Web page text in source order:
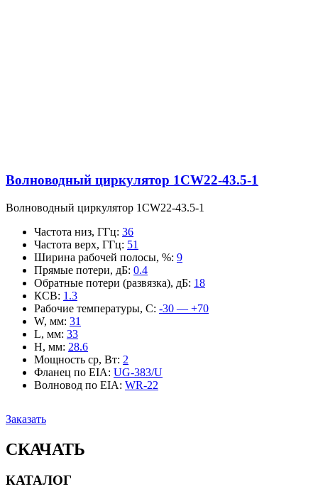
Волноводный циркулятор 1CW22-43.5-1
Волноводный циркулятор 1CW22-43.5-1
Частота низ, ГГц: 36
Частота верх, ГГц: 51
Ширина рабочей полосы, %: 9
Прямые потери, дБ: 0.4
Обратные потери (развязка), дБ: 18
КСВ: 1.3
Рабочие температуры, С: -30 — +70
W, мм: 31
L, мм: 33
H, мм: 28.6
Мощность ср, Вт: 2
Фланец по EIA: UG-383/U
Волновод по EIA: WR-22
Заказать
СКАЧАТЬ
КАТАЛОГ